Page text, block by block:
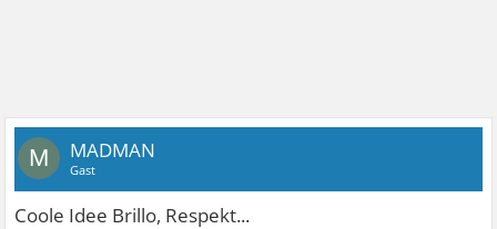
M MADMAN
Gast
Coole Idee Brillo, Respekt...